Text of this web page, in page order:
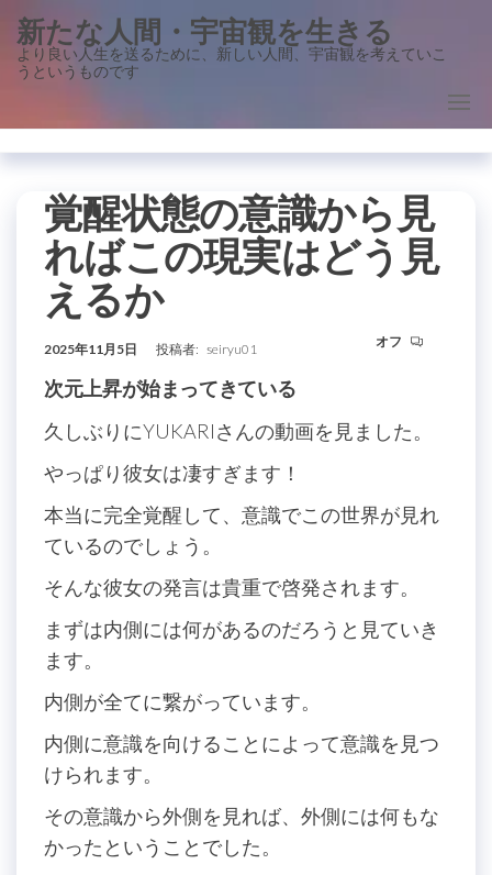
ン
に
新たな人間・宇宙観を生きる
より良い人生を送るために、新しい人間、宇宙観を考えていこ
うというものです
覚醒状態の意識から見
ればこの現実はどう見
えるか
2025年11月5日 投稿者: seiryu01 オフ
次元上昇が始まってきている
久しぶりにYUKARIさんの動画を見ました。
やっぱり彼女は凄すぎます！
本当に完全覚醒して、意識でこの世界が見れ
ているのでしょう。
そんな彼女の発言は貴重で啓発されます。
まずは内側には何があるのだろうと見ていき
ます。
内側が全てに繋がっています。
内側に意識を向けることによって意識を見つ
けられます。
その意識から外側を見れば、外側には何もな
かったということでした。